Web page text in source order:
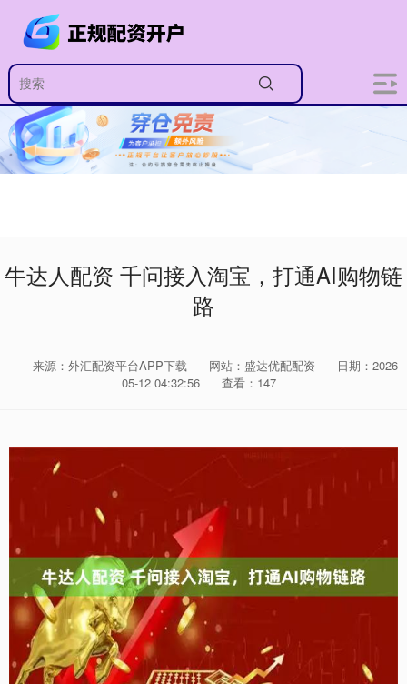
牛达人配资 千问接入淘宝，打通AI购物链
路
来源：外汇配资平台APP下载 网站：盛达优配配资
日期：2026-
05-12 04:32:56
查看：147